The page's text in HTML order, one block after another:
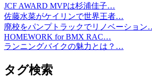
JCF AWARD MVPは杉浦佳子…
佐藤水菜がケイリンで世界王者…
廃校をパンプトラックでリノベーション
HOMEWORK for BMX RAC…
ランニングバイクの魅力とは？…
タグ検索